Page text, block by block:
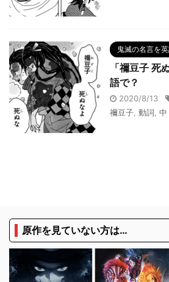
鬼滅の名言を英
「禰豆子 死
語で？
2020/8/13
禰豆子 動詞 中
原作を見ていない方は…